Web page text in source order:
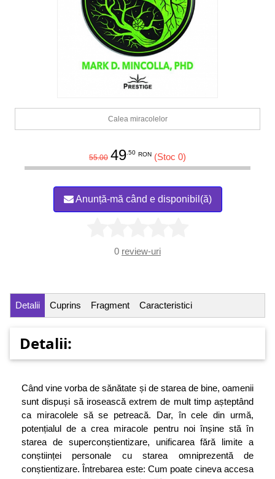
Calea miracolelor
55.00 49.50 RON (Stoc 0)
Anunță-mă când e disponibil(ă)
0 review-uri
Detalii Cuprins Fragment Caracteristici
Detalii:
Când vine vorba de sănătate și de starea de bine, oamenii
sunt dispuși să irosească extrem de mult timp așteptând
ca miracolele să se petreacă. Dar, în cele din urmă,
potențialul de a crea miracole pentru noi înșine stă în
starea de superconștientizare, unificarea fără limite a
conștiinței personale cu starea omniprezentă de
conștientizare. Întrebarea este: Cum poate cineva accesa